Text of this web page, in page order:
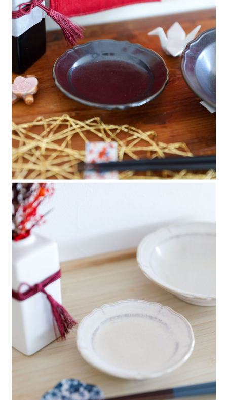
1.本服務係由「台灣大哥大股份有限公司」（以下簡稱本公司）所提供，讓
用戶於交易時，得透過本服務購買商品或服務，並由商店將買賣／分期付款
買賣價金債權讓與本公司後，依約使用本公司帳單繳交帳款。
2.基於同意付款使用「大哥付你分期」之契約關係目的，商店將以您的個人
資料（包含姓名、電話或地址）提供予台灣大哥大進項蒐集、處理及利用，
由本公司與您本人進行分期帳單所需資料之確認、核對及更正。
3.完整用戶服務條款，請詳閱以下連結：https://oppay.tw/userRule
※ 請注意：結帳手續完成當下不需立刻繳費，但若您需要取消訂單，請聯絡
購買商品的店家。未經商家同意取消之訂單仍視為有效，需透過AFTEE先享
後付繳納相關費用。
※ 交易是否成功請以「AFTEE先享後付 」之結帳頁面顯示為準，若有關於
是否繳費成功／繳費後需取消欲退款等相關疑問，請聯繫「AFTEE先享後付
客戶支援中心」
https://netprotections.freshdesk.com/support/home
【注意事項】
１．透過由恩沛科技股份有限公司提供之「AFTEE先享後付」服務完成之交
易，需依本服務之必要範圍內提供個人資料，並將交易相關給付款項請求債
權轉讓予恩沛科技股份有限公司。
２．關於個人資料處理事宜，請瀏覽以下網址：
https://aftee.tw/terms/#terms3
３．未成年的使用者請事先徵得法定代理人或監護人之同意方可使用
「AFTEE先享後付」，若未經同意申辦者引起之損失，本公司不負相關責
任。
４．使用「AFTEE先享後付」時，將依據個別帳號之用戶狀況，依本公司即
時審查核予不同之上限額度；若仍有額度不足之情形，本公司將視審查結果
請求用戶進行身份認證。
５．嚴禁一人註冊多個帳號或使用他人資訊註冊。若發現惡意使用之情形，
恩沛科技股份有限公司將有權停止該用戶之使用額度並採取法律行動。
付款後 7-11取貨
每筆NT$80，滿NT$1,500(含以上)免運費
每筆NT$80，滿NT$1,500(含以上)免運費